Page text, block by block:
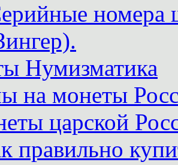
Нумизматика
на монеты
царской
правильно